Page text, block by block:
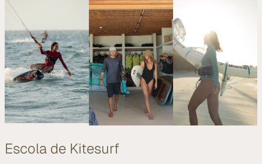
Escola de Kitesurf